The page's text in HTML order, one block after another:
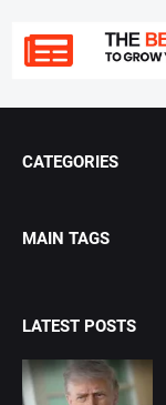
CATEGORIES
MAIN TAGS
LATEST POSTS